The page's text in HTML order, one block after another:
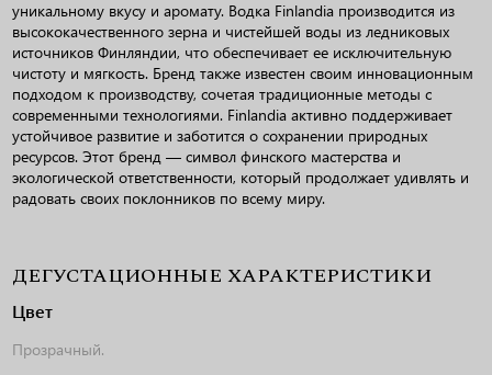
уникальному вкусу и аромату. Водка Finlandia производится из
высококачественного зерна и чистейшей воды из ледниковых
источников Финляндии, что обеспечивает ее исключительную
чистоту и мягкость. Бренд также известен своим инновационным
подходом к производству, сочетая традиционные методы с
современными технологиями. Finlandia активно поддерживает
устойчивое развитие и заботится о сохранении природных
ресурсов. Этот бренд — символ финского мастерства и
экологической ответственности, который продолжает удивлять и
радовать своих поклонников по всему миру.
ДЕГУСТАЦИОННЫЕ ХАРАКТЕРИСТИКИ
Цвет
Прозрачный.